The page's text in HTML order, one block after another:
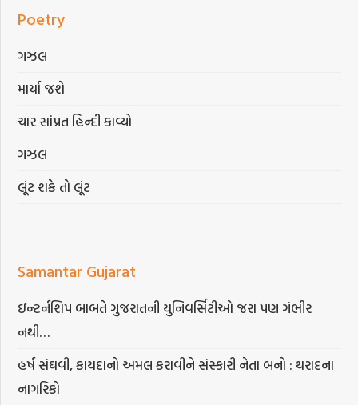
Poetry
ગઝલ
માર્યા જશે
ચાર સાંપ્રત હિન્દી કાવ્યો
ગઝલ
લૂંટ શકે તો લૂંટ
Samantar Gujarat
ઇન્ટર્નશિપ બાબતે ગુજરાતની યુનિવર્સિટીઓ જરા પણ ગંભીર
નથી…
હર્ષ સંઘવી, કાયદાનો અમલ કરાવીને સંસ્કારી નેતા બનો : થરાદના
નાગરિકો